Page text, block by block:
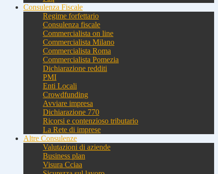
Consulenza Fiscale
Regime forfettario
Consulenza fiscale
Commercialista on line
Commercialista Milano
Commercialista Roma
Commercialista Pomezia
Dichiarazione redditi
PMI
Enti Locali
Crowdfunding
Avviare impresa
Dichiarazione 770
Ricorsi e contenzioso tributario
La Rete di imprese
Altre Consulenze
Valutazioni di aziende
Business plan
Visura Cciaa